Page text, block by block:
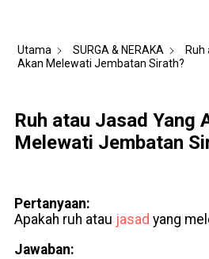
Utama SURGA & NERAKA
Akan Melewati Jembatan Sirath?
Ruh atau Jasad Yang
Melewati Jembatan
Pertanyaan:
Apakah ruh atau jasad yang
Jawaban: